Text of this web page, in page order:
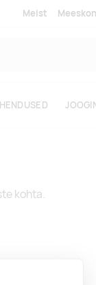
Meist
kohta.